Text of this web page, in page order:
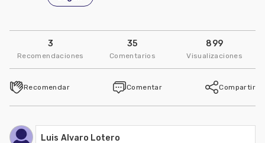
3
Recomendaciones
35
Comentarios
899
Visualizaciones
Recomendar Comentar Compartir
Luis Alvaro Lotero